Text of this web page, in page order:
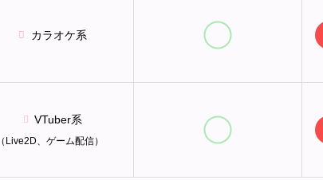
カラオケ系
VTuber系
（Live2D、ゲーム配信）